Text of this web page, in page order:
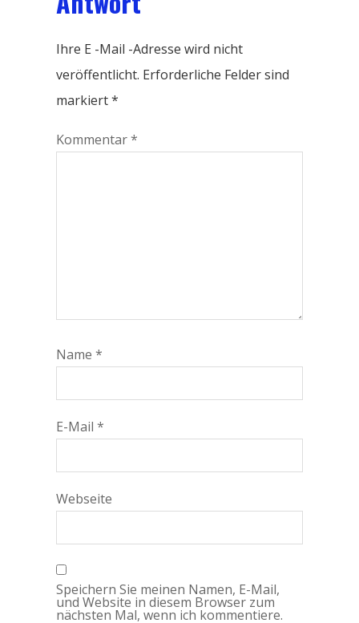
Ihre E -Mail -Adresse wird nicht
veröffentlicht. Erforderliche Felder sind
markiert*
Kommentar*
Name *
E-Mail *
Webseite
Speichern Sie meinen Namen, E-Mail,
und Website in diesem Browser zum
nächsten Mal, wenn ich kommentiere.